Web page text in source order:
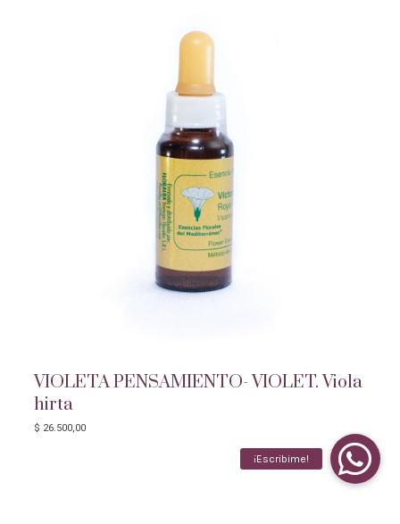
VIOLETA PENSAMIENTO- VIOLET. Viola
hirta
$ 26.500,00